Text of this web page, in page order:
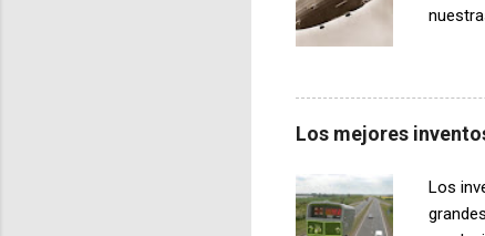
Los mejores
Los